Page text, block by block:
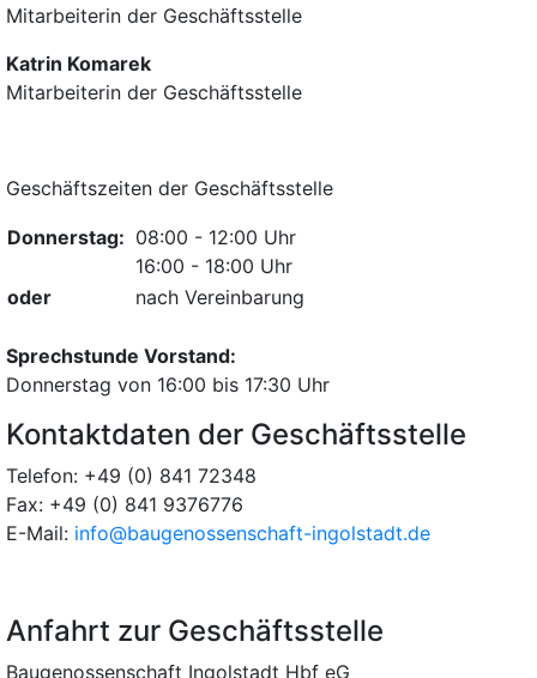
Mitarbeiterin der Geschäftsstelle
Katrin Komarek
Mitarbeiterin der Geschäftsstelle
Geschäftszeiten der Geschäftsstelle
Donnerstag: 08:00 - 12:00 Uhr
16:00 - 18:00 Uhr
oder
nach Vereinbarung
Sprechstunde Vorstand:
Donnerstag von 16:00 bis 17:30 Uhr
Kontaktdaten der Geschäftsstelle
Telefon: +49 (0) 841 72348
Fax: +49 (0) 841 9376776
E-Mail: info@baugenossenschaft-ingolstadt.de
Anfahrt zur Geschäftsstelle
Baugenossenschaft Ingolstadt Hbf eG